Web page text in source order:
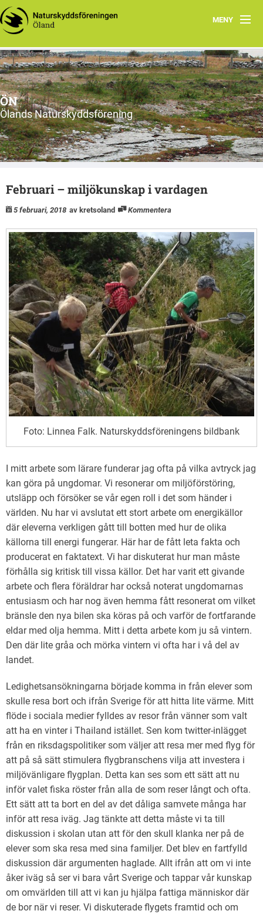
MENY
Hem
Om ÖN
Aktiviteter
ÖN tycker
Natur- och miljöorganisationer på Öland
ÖN
Ölands Naturskyddsförening
Februari – miljökunskap i vardagen
5 februari, 2018 av kretsoland Kommentera
Foto: Linnea Falk. Naturskyddsföreningens bildbank
I mitt arbete som lärare funderar jag ofta på vilka avtryck jag
kan göra på ungdomar. Vi resonerar om miljöförstöring,
utsläpp och försöker se vår egen roll i det som händer i
världen. Nu har vi avslutat ett stort arbete om energikällor
där eleverna verkligen gått till botten med hur de olika
källorna till energi fungerar. Här har de fått leta fakta och
producerat en faktatext. Vi har diskuterat hur man måste
förhålla sig kritisk till vissa källor. Det har varit ett givande
arbete och flera föräldrar har också noterat ungdomarnas
entusiasm och har nog även hemma fått resonerat om vilket
bränsle den nya bilen ska köras på och varför de fortfarande
eldar med olja hemma. Mitt i detta arbete kom ju så vintern.
Den där lite gråa och mörka vintern vi ofta har i vå del av
landet.
Ledighetsansökningarna började komma in från elever som
skulle resa bort och ifrån Sverige för att hitta lite värme. Mitt
flöde i sociala medier fylldes av resor från vänner som valt
att ha en vinter i Thailand istället. Sen kom twitter-inlägget
från en riksdagspolitiker som väljer att resa mer med flyg för
att på så sätt stimulera flygbranschens vilja att investera i
miljövänligare flygplan. Detta kan ses som ett sätt att nu
inför valet fiska röster från alla de som reser långt och ofta.
Ett sätt att ta bort en del av det dåliga samvete många har
inför att resa iväg. Jag tänkte att detta måste vi ta till
diskussion i skolan utan att för den skull klanka ner på de
elever som ska resa med sina familjer. Det blev en fartfylld
diskussion där argumenten haglade. Allt ifrån att om vi inte
åker iväg så ser vi bara vårt Sverige och tappar vår kunskap
om omvärlden till att vi kan ju hjälpa fattiga människor där
de bor när vi reser. Vi diskuterade flygets framtid och om